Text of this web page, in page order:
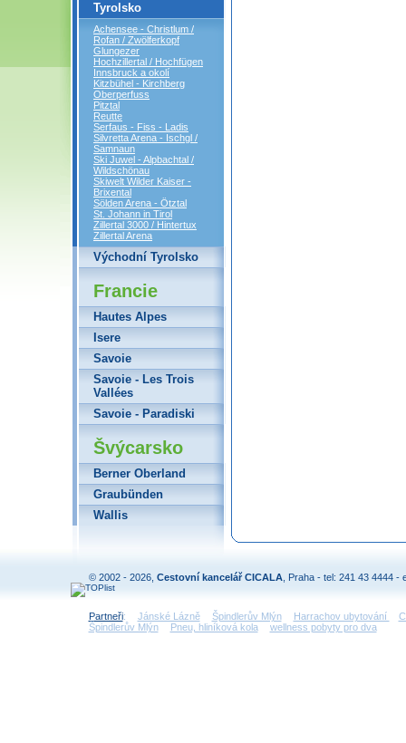
Tyrolsko
Achensee - Christlum /
Rofan / Zwölferkopf
Glungezer
Hochzillertal / Hochfügen
Innsbruck a okolí
Kitzbühel - Kirchberg
Oberperfuss
Pitztal
Reutte
Serfaus - Fiss - Ladis
Silvretta Arena - Ischgl /
Samnaun
Ski Juwel - Alpbachtal /
Wildschönau
Skiwelt Wilder Kaiser -
Brixental
Sölden Arena - Ötztal
St. Johann in Tirol
Zillertal 3000 / Hintertux
Zillertal Arena
Východní Tyrolsko
Francie
Hautes Alpes
Isere
Savoie
Savoie - Les Trois
Vallées
Savoie - Paradiski
Švýcarsko
Berner Oberland
Graubünden
Wallis
© 2002 - 2026, Cestovní kancelář CICALA , Praha - tel: 241 43 4444 -
Partneři: Jánské Lázně Špindlerův Mlýn Harrachov ubytování
Špindlerův Mlýn
Pneu, hliníková kola wellness pobyty pro dva